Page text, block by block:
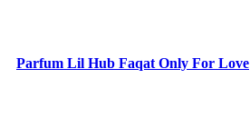
Parfum Lil Hub Faqat Only For Love